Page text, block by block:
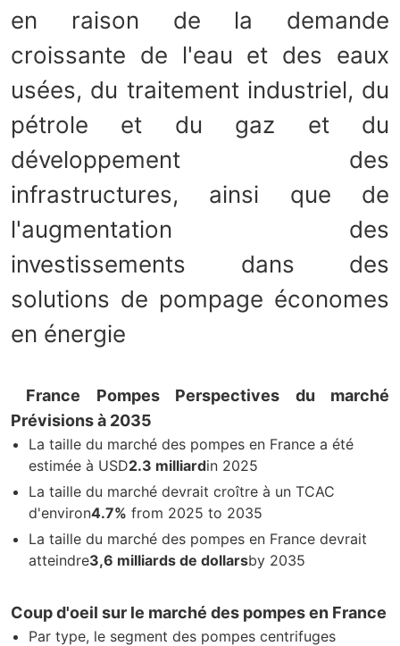
en raison de la demande
croissante de l'eau et des eaux
usées, du traitement industriel, du
pétrole et du gaz et du
développement des
infrastructures, ainsi que de
l'augmentation des
investissements dans des
solutions de pompage économes
en énergie
France Pompes Perspectives du marché
Prévisions à 2035
La taille du marché des pompes en France a été
estimée à USD2.3 milliardin 2025
La taille du marché devrait croître à un TCAC
d'environ4.7% from 2025 to 2035
La taille du marché des pompes en France devrait
atteindre3,6 milliards de dollarsby 2035
Coup d'oeil sur le marché des pompes en France
Par type, le segment des pompes centrifuges